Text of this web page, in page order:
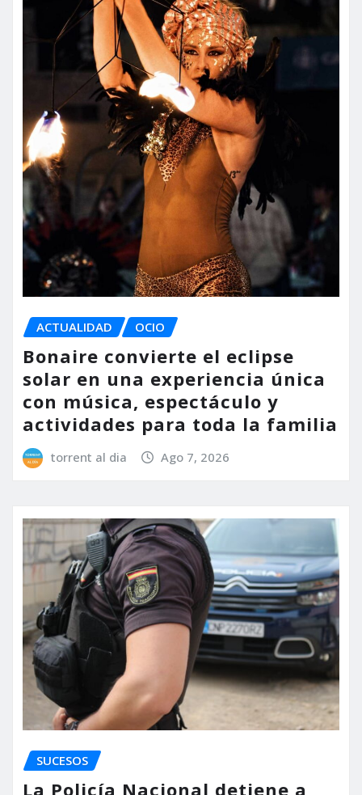
ACTUALIDAD OCIO
Bonaire convierte el eclipse
solar en una experiencia única
con música, espectáculo y
actividades para toda la familia
torrent al dia Ago 7, 2026
SUCESOS
La Policía Nacional detiene a